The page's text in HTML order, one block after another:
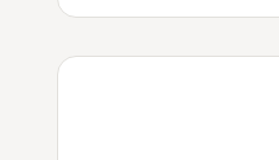
artigo, explicamos em